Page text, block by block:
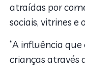
atraídas por
sociais, vitrines
“A influência que
crianças através